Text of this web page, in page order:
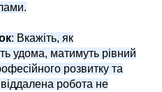
: Вкажіть, як
удома, матимуть рівний
розвитку та
робота не